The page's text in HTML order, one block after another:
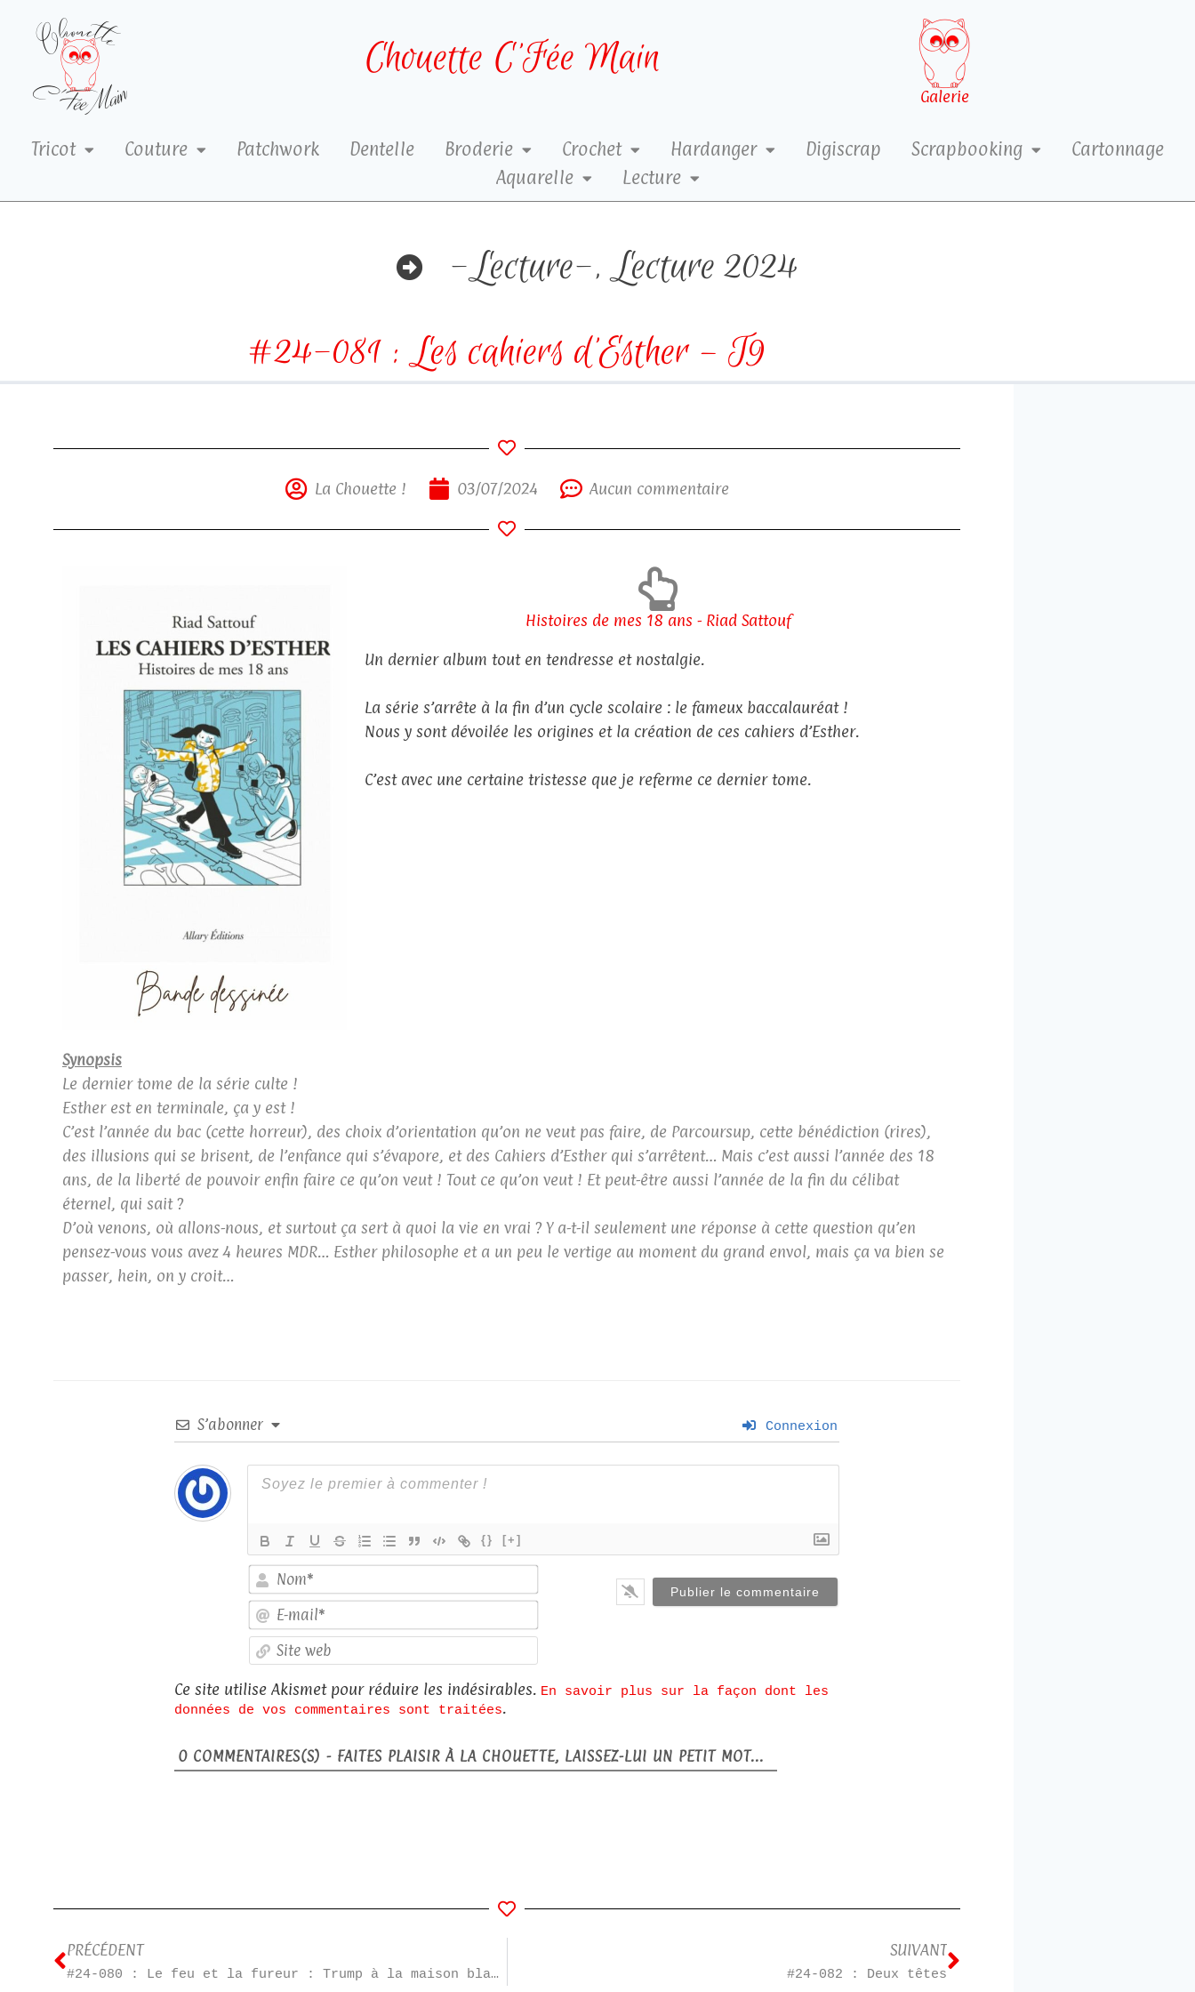
Chouette C’Fée Main
Galerie
Tricot Couture Patchwork Dentelle Broderie Crochet Hardanger Digiscrap Scrapbooking
Cartonnage
Aquarelle
Lecture
-Lecture-,Lecture 2024
#24-081 : Les cahiers d’Esther – T9
La Chouette ! 03/07/2024 Aucun commentaire
Histoires de mes 18 ans - Riad Sattouf
Un dernier album tout en tendresse et nostalgie.
La série s’arrête à la fin d’un cycle scolaire : le fameux baccalauréat !
Nous y sont dévoilée les origines et la création de ces cahiers d’Esther.
C’est avec une certaine tristesse que je referme ce dernier tome.
Synopsis
Le dernier tome de la série culte !
Esther est en terminale, ça y est !
C’est l’année du bac (cette horreur), des choix d’orientation qu’on ne veut pas faire, de Parcoursup, cette bénédiction (rires),
des illusions qui se brisent, de l’enfance qui s’évapore, et des Cahiers d’Esther qui s’arrêtent… Mais c’est aussi l’année des 18
ans, de la liberté de pouvoir enfin faire ce qu’on veut ! Tout ce qu’on veut ! Et peut-être aussi l’année de la fin du célibat
éternel, qui sait ?
D’où venons, où allons-nous, et surtout ça sert à quoi la vie en vrai ? Y a-t-il seulement une réponse à cette question qu’en
pensez-vous vous avez 4 heures MDR… Esther philosophe et a un peu le vertige au moment du grand envol, mais ça va bien se
passer, hein, on y croit…
S’abonner Connexion
{} [+]
mail*
web
Ce site utilise Akismet pour réduire les indésirables. En savoir plus sur la façon dont les
données de vos commentaires sont traitées.
0 COMMENTAIRES(S) - FAITES PLAISIR À LA CHOUETTE, LAISSEZ-LUI UN PETIT MOT...
PRÉCÉDENT
#24-080 : Le feu et la fureur : Trump à la maison blanche
SUIVANT
#24-082 : Deux têtes